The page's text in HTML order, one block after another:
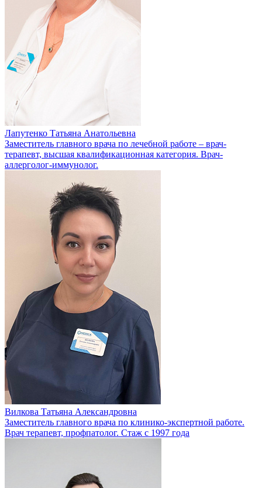
Лапутенко Татьяна Анатольевна
Заместитель главного врача по лечебной работе – врач-
терапевт, высшая квалификационная категория. Врач-
аллерголог-иммунолог.
Вилкова Татьяна Александровна
Заместитель главного врача по клинико-экспертной работе.
Врач терапевт, профпатолог. Стаж с 1997 года